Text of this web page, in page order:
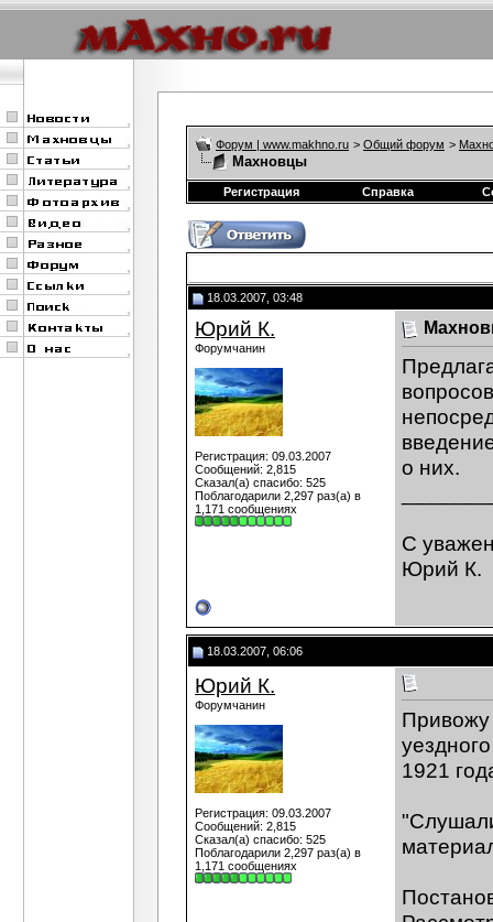
Форум | www.makhno.ru > Общий форум >
Махновцы
Регистрация Справка
18.03.2007, 03:48
Юрий К.
Форумчанин
Регистрация: 09.03.2007
Сообщений: 2,815
Сказал(а) спасибо: 525
Поблагодарили 2,297 раз(а) в
1,171 сообщениях
о них.
С
Юрий К.
18.03.2007, 06:06
Юрий К.
Форумчанин
Регистрация: 09.03.2007
Сообщений: 2,815
Сказал(а) спасибо: 525
Поблагодарили 2,297 раз(а) в
1,171 сообщениях
Привожу
1921